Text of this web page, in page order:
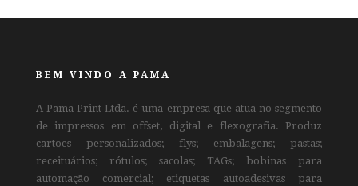
BEM VINDO A PAMA
A Pama Print Ltda. é uma empresa que atua no segmento
de impressos em offset, digital e flexografia. Produz
cartões personalizados; flys; embalagens; pastas;
receituários; rótulos; sacolas; TAGs; bobinas para
automação comercial; etiquetas autoadesivas para